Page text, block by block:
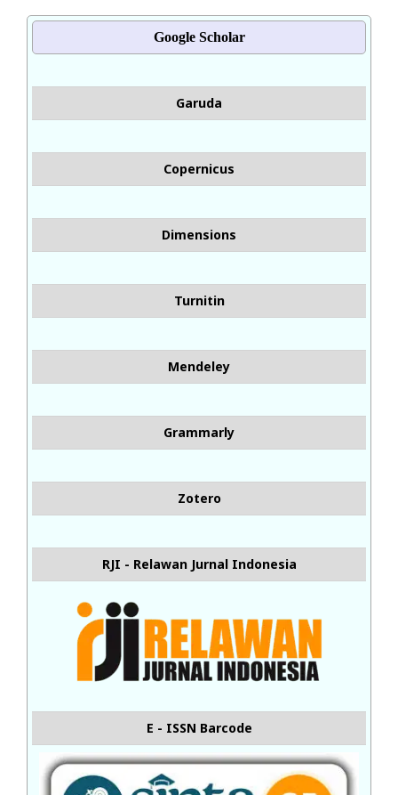
Google Scholar
Garuda
Copernicus
Dimensions
Turnitin
Mendeley
Grammarly
Zotero
RJI - Relawan Jurnal Indonesia
E - ISSN Barcode